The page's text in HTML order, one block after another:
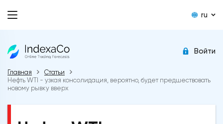
ru
Войти
Главная
Статьи
Нефть WTI - узкая консолидация, вероятно, будет предшествовать
новому рывку вверх